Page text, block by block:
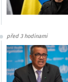
před 3 hodinami